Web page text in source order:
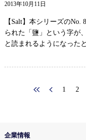
2013年10月11日
【Salt】本シリーズの
られた「鹽」という字が
と読まれるようになった
1 2
企業情報